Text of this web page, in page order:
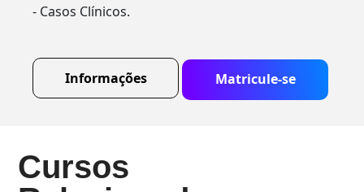
- Casos Clínicos.
Informações Matricule-se
Cursos